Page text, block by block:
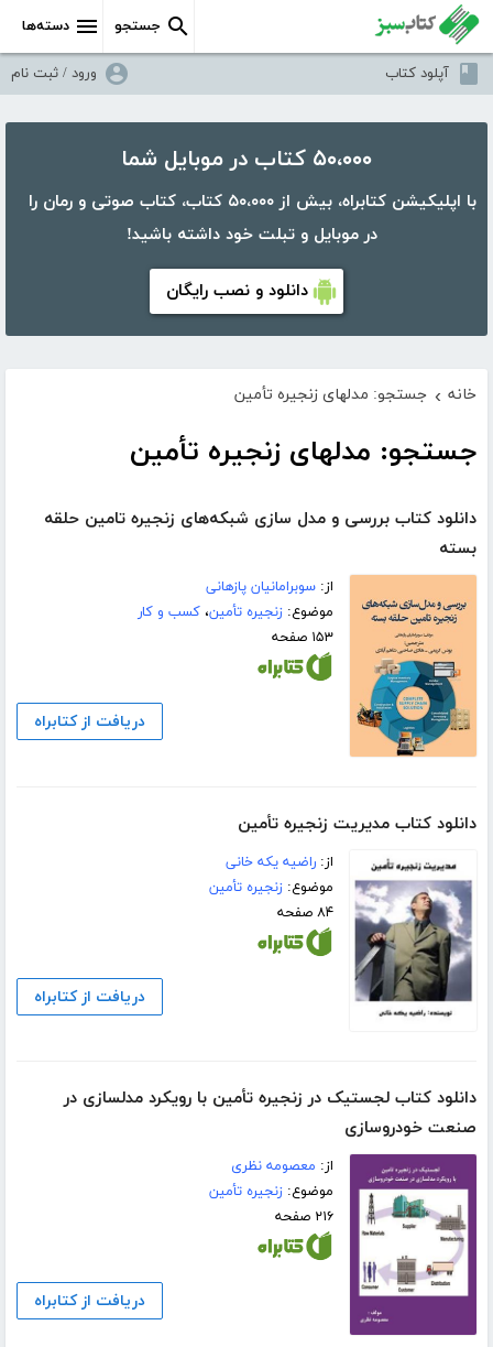
دسته‌ها جستجو
آپلود کتاب ورود / ثبت نام
۵۰،۰۰۰ کتاب در موبایل شما
با اپلیکیشن کتابراه، بیش از ۵۰،۰۰۰ کتاب، کتاب صوتی و رمان را
در موبایل و تبلت خود داشته باشید!
دانلود و نصب رایگان
خانه › جستجو: مدلهای زنجیره تأمین
جستجو: مدلهای زنجیره تأمین
دانلود کتاب بررسی و مدل سازی شبکه‌های زنجیره تامین حلقه
بسته
از:سوبرامانیان پازهانی
موضوع:زنجیره تأمین،کسب و کار
۱۵۳ صفحه
دریافت از کتابراه
دانلود کتاب مدیریت زنجیره تأمین
از:راضیه یکه خانی
موضوع:زنجیره تأمین
۸۴ صفحه
دریافت از کتابراه
دانلود کتاب لجستیک در زنجیره تأمین با رویکرد مدلسازی در
صنعت خودروسازی
از: معصومه نظری
موضوع:زنجیره تأمین
۲۱۶ صفحه
دریافت از کتابراه